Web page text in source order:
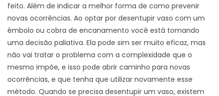
feito. Além de indicar a melhor forma de como prevenir
novas ocorrências. Ao optar por desentupir vaso com um
êmbolo ou cobra de encanamento você está tomando
uma decisão paliativa. Ela pode sim ser muito eficaz, mas
não vai tratar o problema com a complexidade que o
mesmo impõe, e isso pode abrir caminho para novas
ocorrências, e que tenha que utilizar novamente esse
método. Quando se precisa desentupir um vaso, existem